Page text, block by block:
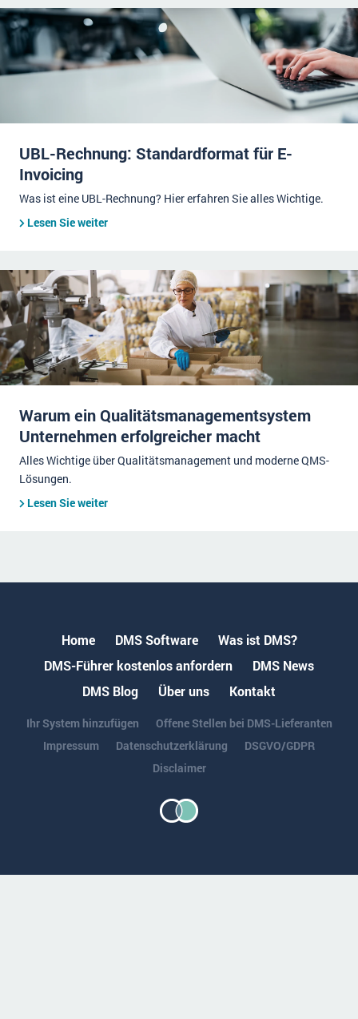
UBL-Rechnung: Standardformat für E-
Invoicing
Was ist eine UBL-Rechnung? Hier erfahren Sie alles Wichtige.
Lesen Sie weiter
Warum ein Qualitätsmanagementsystem
Unternehmen erfolgreicher macht
Alles Wichtige über Qualitätsmanagement und moderne QMS-
Lösungen.
Lesen Sie weiter
Home DMS Software
Was ist DMS?
DMS-Führer kostenlos anfordern
DMS News
DMS Blog
Über uns Kontakt
Ihr System hinzufügen
Offene Stellen bei DMS-Lieferanten
Impressum
Datenschutzerklärung
DSGVO/GDPR
Disclaimer